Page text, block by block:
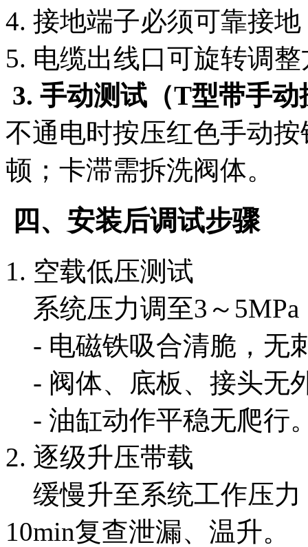
4. 接地端子必须可靠接
5. 电缆出线口可旋转调
3. 手动测试（T型带手动
不通电时按压红色手动
顿；卡滞需拆洗阀体。
四、安装后调试步骤
1. 空载低压测试
系统压力调至3～5MPa
- 电磁铁吸合清脆，无
- 阀体、底板、接头无
- 油缸动作平稳无爬行
2. 逐级升压带载
缓慢升至系统工作压力
10min复查泄漏、温升。